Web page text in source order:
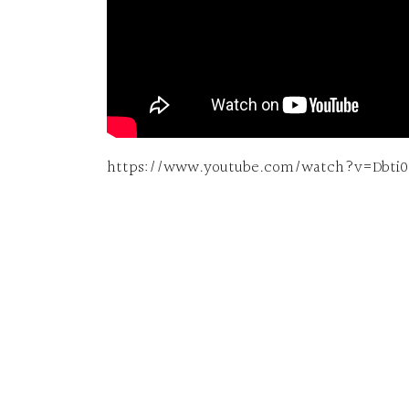
https://www.youtube.com/